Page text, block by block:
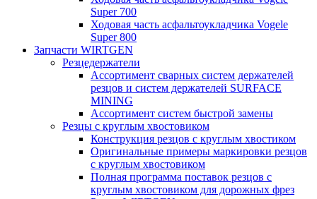
Super 700
Ходовая часть асфальтоукладчика Vogele
Super 800
Запчасти WIRTGEN
Резцедержатели
Ассортимент сварных систем держателей
резцов и систем держателей SURFACE
MINING
Ассортимент систем быстрой замены
Резцы с круглым хвостовиком
Конструкция резцов с круглым хвостиком
Оригинальные примеры маркировки резцов
с круглым хвостовиком
Полная программа поставок резцов с
круглым хвостовиком для дорожных фрез